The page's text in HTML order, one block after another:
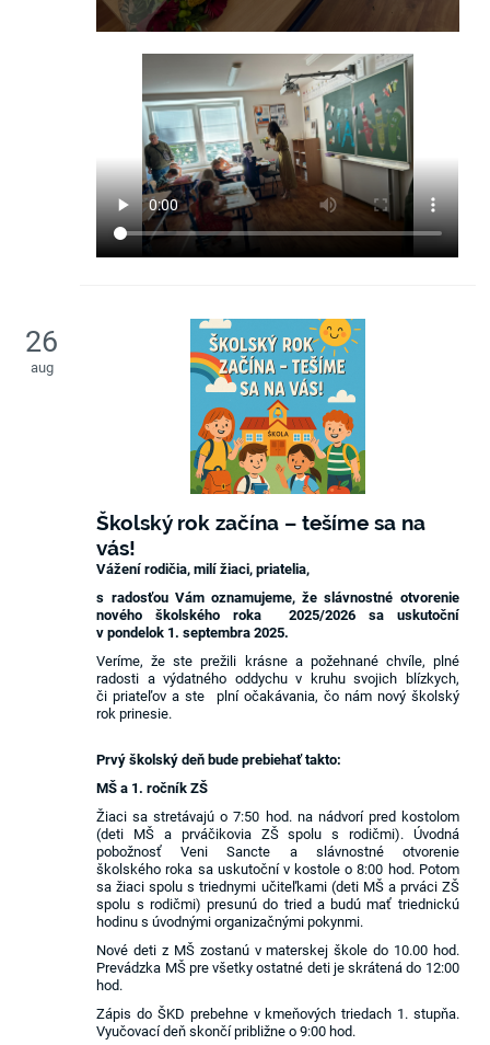
26
aug
Školský rok začína – tešíme sa na
vás!
Vážení rodičia, milí žiaci, priatelia,
s radosťou Vám oznamujeme, že slávnostné otvorenie
nového školského roka 2025/2026 sa uskutoční
v pondelok 1. septembra 2025.
Veríme, že ste prežili krásne a požehnané chvíle, plné
radosti a výdatného oddychu v kruhu svojich blízkych,
či priateľov a ste plní očakávania, čo nám nový školský
rok prinesie.
Prvý školský deň bude prebiehať takto:
MŠ a 1. ročník ZŠ
Žiaci sa stretávajú o 7:50 hod. na nádvorí pred kostolom
(deti MŠ a prváčikovia ZŠ spolu s rodičmi). Úvodná
pobožnosť Veni Sancte a slávnostné otvorenie
školského roka sa uskutoční v kostole o 8:00 hod. Potom
sa žiaci spolu s triednymi učiteľkami (deti MŠ a prváci ZŠ
spolu s rodičmi) presunú do tried a budú mať triednickú
hodinu s úvodnými organizačnými pokynmi.
Nové deti z MŠ zostanú v materskej škole do 10.00 hod.
Prevádzka MŠ pre všetky ostatné deti je skrátená do 12:00
hod.
Zápis do ŠKD prebehne v kmeňových triedach 1. stupňa.
Vyučovací deň skončí približne o 9:00 hod.